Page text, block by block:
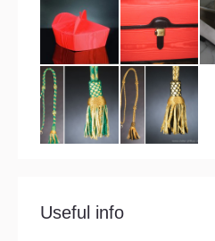
Useful info